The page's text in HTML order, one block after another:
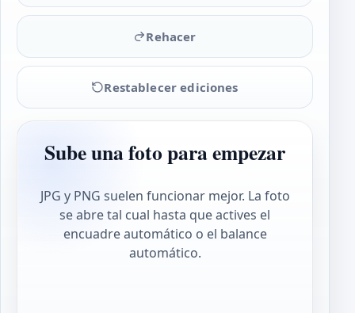
Rehacer
Restablecer ediciones
Sube una foto para empezar
JPG y PNG suelen funcionar mejor. La foto
se abre tal cual hasta que actives el
encuadre automático o el balance
automático.